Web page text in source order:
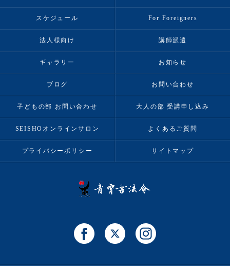
スケジュール For Foreigners
法人様向け 講師派遣
ギャラリー お知らせ
ブログ お問い合わせ
子どもの部 お問い合わせ 大人の部 受講申し込み
SEISHOオンラインサロン よくあるご質問
プライバシーポリシー サイトマップ